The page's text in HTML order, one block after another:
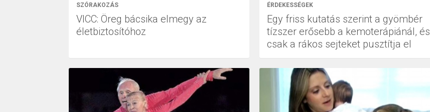
SZÓRAKOZÁS
VICC: Öreg bácsika elmegy az
életbiztosítóhoz
ÉRDEKESSÉGEK
Egy friss kutatás szerint a gyömbér
tízszer erősebb a kemoterápiánál, és
csak a rákos sejteket pusztítja el